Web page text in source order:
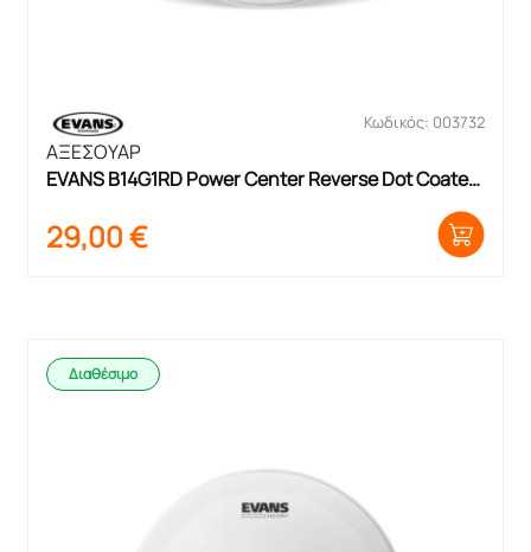
Κωδικός: 003732
ΑΞΕΣΟΥΑΡ
EVANS B14G1RD Power Center Reverse Dot Coated
29,00€
Διαθέσιμο